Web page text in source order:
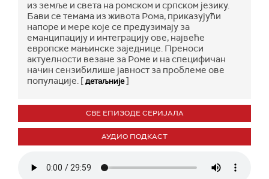
из земље и света на ромском и српском језику.
Бави се темама из живота Рома, приказујући
напоре и мере које се предузимају за
еманципацију и интеграцију ове, највеће
европске мањинске заједнице. Преноси
актуелности везане за Роме и на специфичан
начин сензибилише јавност за проблеме ове
популације. [детаљније]
СВЕ ЕПИЗОДЕ СЕРИЈАЛА
АУДИО ПОДКАСТ